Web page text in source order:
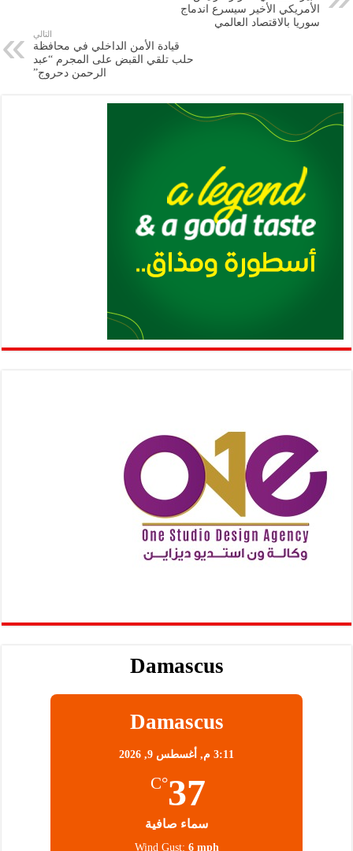
Li
n
k
p
الأمريكي الأخير سيسرع اندماج
سوريا بالاقتصاد العالمي
التالي
قيادة الأمن الداخلي في محافظة
حلب تلقي القبض على المجرم “عبد
الرحمن دحروج”
Damascus
Damascus
3:11 م, أغسطس 9, 2026
37
°C
سماء صافية
Wind Gust: 6 mph